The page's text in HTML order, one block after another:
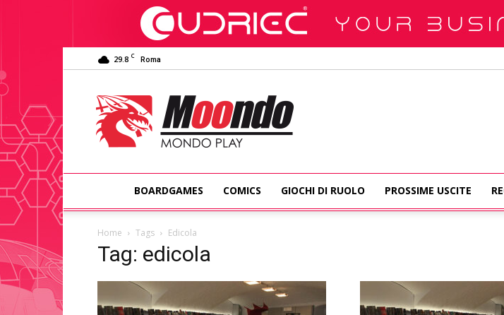
29.8 C Roma
Moondo
Play
BOARDGAMES COMICS GIOCHI DI RUOLO PROSSIME USCITE
Home Tags Edicola
Tag: edicola